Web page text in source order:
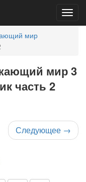
мир
мир 3
часть 2
Следующее →